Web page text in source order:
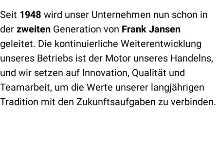
Seit 1948 wird unser Unternehmen nun schon in
der zweiten Generation von Frank Jansen
geleitet. Die kontinuierliche Weiterentwicklung
unseres Betriebs ist der Motor unseres Handelns,
und wir setzen auf Innovation, Qualität und
Teamarbeit, um die Werte unserer langjährigen
Tradition mit den Zukunftsaufgaben zu verbinden.